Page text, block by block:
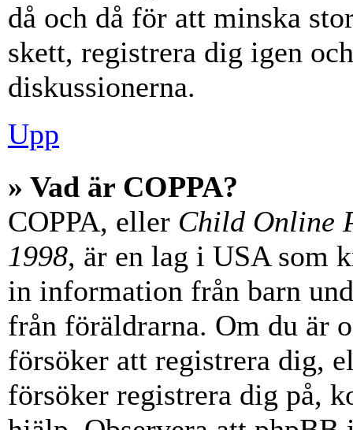
då och då för att minska
skett, registrera dig igen
diskussionerna.
Upp
» Vad är COPPA?
COPPA, eller Child Online
1998, är en lag i USA som
in information från barn
från föräldrarna. Om du är
försöker att registrera dig,
försöker registrera dig på,